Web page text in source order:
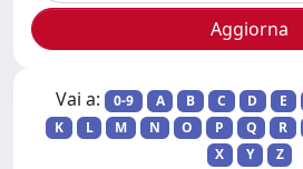
Vai a: 0-9 A B C D E
K
L M N O P Q R
X
Y Z